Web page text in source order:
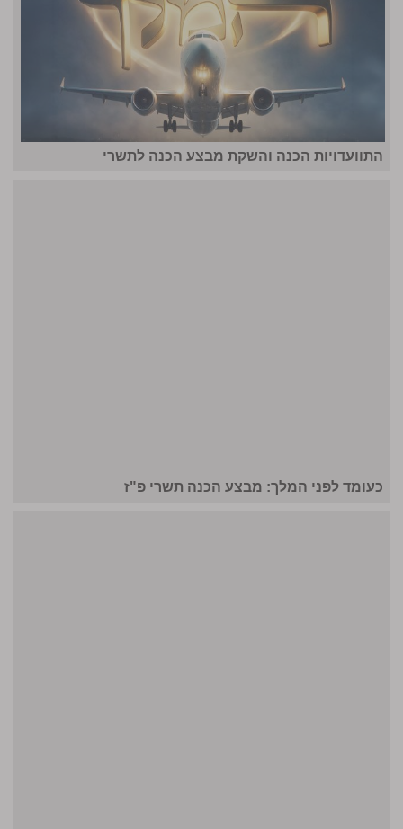
התוועדויות הכנה והשקת מבצע הכנה לתשרי
כעומד לפני המלך: מבצע הכנה תשרי פ"ז